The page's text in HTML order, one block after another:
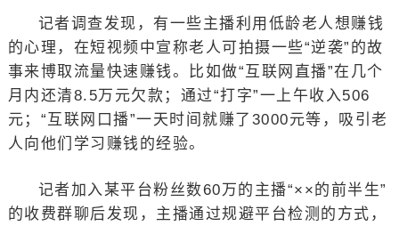
记者调查发现，有一些主播利用低龄老人想赚钱
的心理，在短视频中宣称老人可拍摄一些“逆袭”的故
事来博取流量快速赚钱。比如做“互联网直播”在几个
月内还清8.5万元欠款；通过“打字”一上午收入506
元；“互联网口播”一天时间就赚了3000元等，吸引老
人向他们学习赚钱的经验。
记者加入某平台粉丝数60万的主播“××的前半生”
的收费群聊后发现，主播通过规避平台检测的方式，